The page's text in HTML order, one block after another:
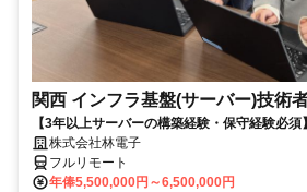
関西 インフラ基盤(サーバー)技術
【3年以上サーバーの構築経験・保守経験必
株式会社林電子
フルリモート
年俸5,500,000円～6,500,000円